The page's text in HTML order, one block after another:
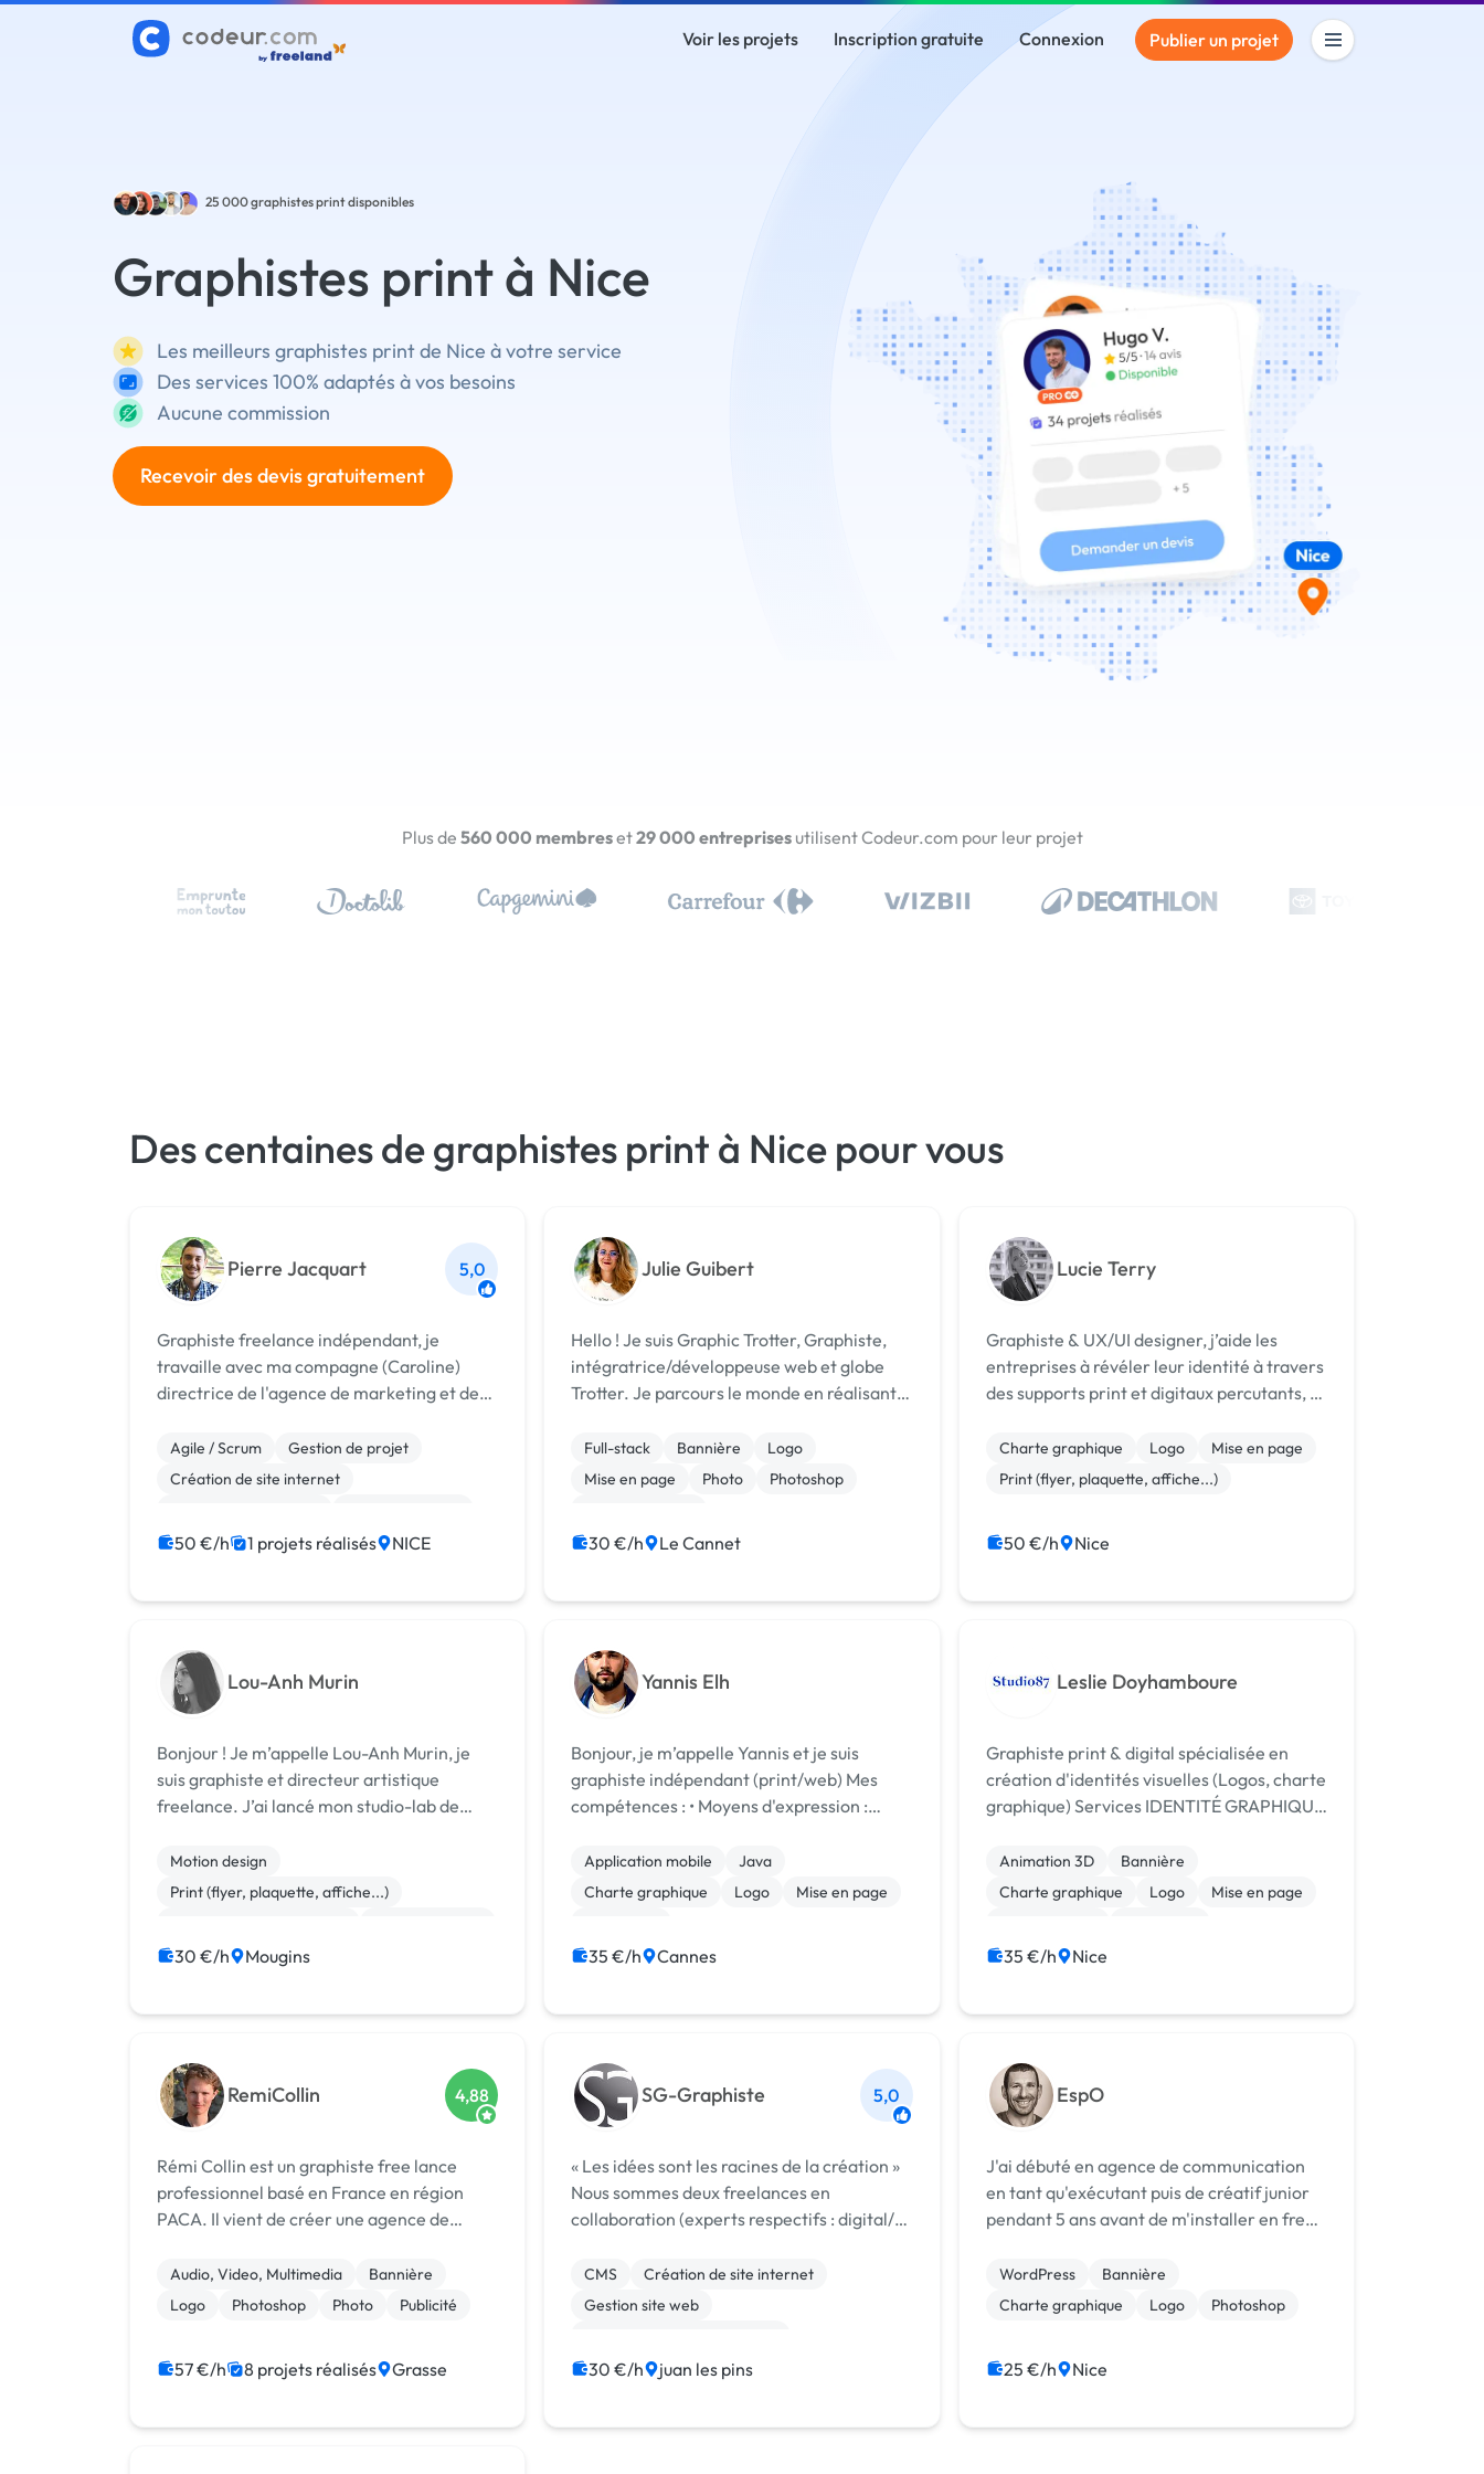
Voir les projets Inscription gratuite Connexion Publier un projet
25 000graphistes print disponibles
Graphistes print à Nice
Les meilleurs graphistes print de Nice à votre service
Des services 100% adaptés à vos besoins
Aucune commission
Recevoir des devis gratuitement
Plus de 560 000 membreset29 000 entreprisesutilisent Codeur.com pour leur projet
Des centaines de graphistes print à Nice pour vous
Pierre Jacquart 5,0
Graphiste freelance indépendant, je
travaille avec ma compagne (Caroline)
directrice de l'agence de marketing et de
Notre objectif ? Vous apporter une
expertise stratégique et globale pour
Agile / Scrum
Gestion de projet
Création de site internet
Landing page
Migration ou refonte de site
50 €/h 1 projets réalisés NICE
Julie Guibert
Hello ! Je suis Graphic Trotter, Graphiste,
intégratrice/développeuse web et globe
Trotter. Je parcours le monde en réalisant
votre communication soit la meilleure ! Je
réalise tous vos projets d...
Full-stack Bannière
Logo
Mise en page
Photo
Photoshop
30 €/h Le Cannet
Lucie Terry
Graphiste & UX/UI designer, j’aide les
entreprises à révéler leur identité à travers
des supports print et digitaux percutants, et
esthétiques.
Charte graphique Logo
Mise en page
Print (flyer, plaquette, affiche...)
50 €/h Nice
Lou-Anh Murin
Bonjour ! Je m’appelle Lou-Anh Murin, je
suis graphiste et directeur artistique
freelance. J’ai lancé mon studio-lab de
but d'accompagner les entreprises dans la
définition et l'expression de leur id...
Motion design
Print (flyer, plaquette, affiche...)
30 €/h Mougins
Yannis Elh
Bonjour, je m’appelle Yannis et je suis
graphiste indépendant (print/web) Mes
compétences : • Moyens d'expression :
packaging. • Identité visuelle : Création ou
refonte d'identité visuelle, créatio...
Application mobile
Java
Charte graphique
Logo
Mise en page
Print (flyer, plaquette, affiche...)
Création ou conversion ebook
35 €/h Cannes
Leslie Doyhamboure
Graphiste print & digital spécialisée en
création d'identités visuelles (Logos, charte
graphique) Services IDENTITÉ GRAPHIQUE
image. Identité graphique sur mesure,
adaptée au positionnement de votr...
Animation 3D
Bannière
Charte graphique
Logo
Mise en page
35 €/h Nice
RemiCollin 4,88
Rémi Collin est un graphiste free lance
professionnel basé en France en région
PACA. Il vient de créer une agence de
il propose ses compétences en : - PAO :
flyers, affiches, brochures, cartes de vi...
Audio, Video, Multimedia
Bannière
Logo
Photoshop Photo Publicité
57 €/h 8 projets réalisés Grasse
SG-Graphiste 5,0
« Les idées sont les racines de la création »
Nous sommes deux freelances en
collaboration (experts respectifs : digital/
SG Web Digital vous propose un choix
complet de services de communication :...
CMS
Création de site internet
Gestion site web
Modules et composants
Site clé en main
WordPress Bannière
30 €/h juan les pins
EspO
J'ai débuté en agence de communication
en tant qu'exécutant puis de créatif junior
pendant 5 ans avant de m'installer en free-
pencher sur de nombreux supports dans
différentes agences (dont les plus im...
WordPress
Bannière
Charte graphique
Logo Photoshop
25 €/h Nice